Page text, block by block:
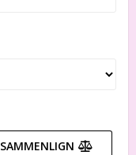
SAMMENLIGN